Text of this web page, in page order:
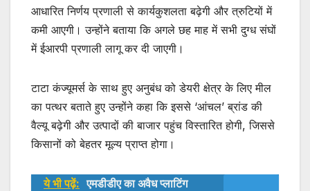
आधारित निर्णय प्रणाली से कार्यकुशलता बढ़ेगी और त्रुटियों में
कमी आएगी। उन्होंने बताया कि अगले छह माह में सभी दुग्ध संघों
में ईआरपी प्रणाली लागू कर दी जाएगी।
टाटा कंज्यूमर्स के साथ हुए अनुबंध को डेयरी क्षेत्र के लिए मील
का पत्थर बताते हुए उन्होंने कहा कि इससे ‘आंचल’ ब्रांड की
वैल्यू बढ़ेगी और उत्पादों की बाजार पहुंच विस्तारित होगी, जिससे
किसानों को बेहतर मूल्य प्राप्त होगा।
ये भी पढ़ें: एमडीडीए का अवैध प्लाटिंग